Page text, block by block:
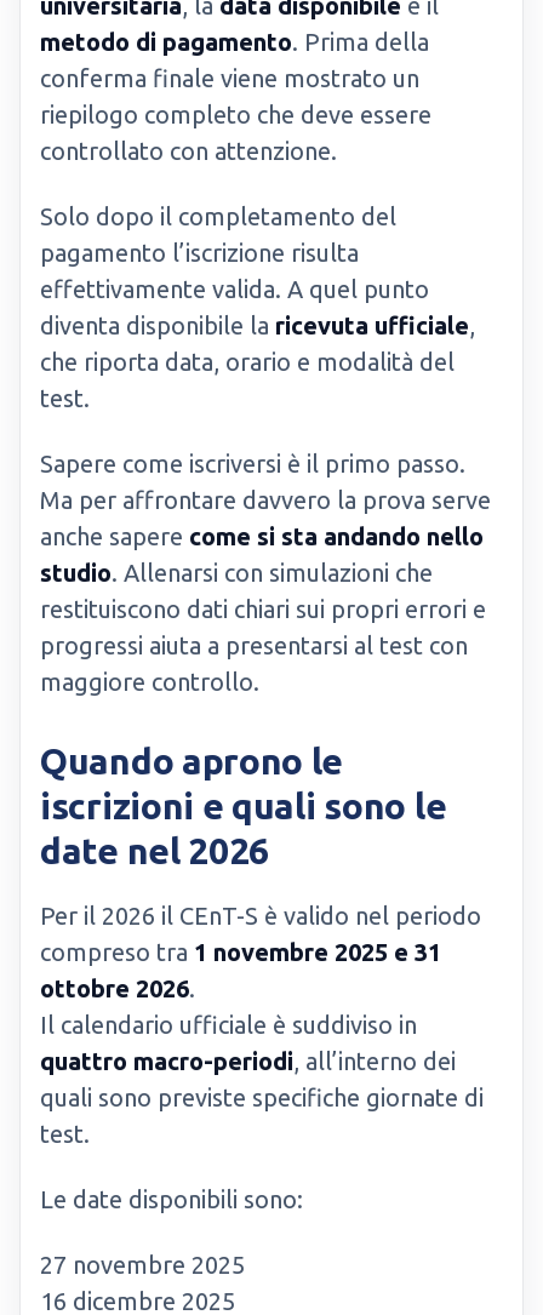
metodo di pagamento. Prima della
conferma finale viene mostrato un
riepilogo completo che deve essere
controllato con attenzione.
Solo dopo il completamento del
pagamento l’iscrizione risulta
effettivamente valida. A quel punto
diventa disponibile la ricevuta ufficiale,
che riporta data, orario e modalità del
test.
Sapere come iscriversi è il primo passo.
Ma per affrontare davvero la prova serve
anche sapere come si sta andando nello
studio. Allenarsi con simulazioni che
restituiscono dati chiari sui propri errori e
progressi aiuta a presentarsi al test con
maggiore controllo.
Quando aprono le
iscrizioni e quali sono le
date nel 2026
Per il 2026 il CEnT-S è valido nel periodo
compreso tra 1 novembre 2025 e 31
ottobre 2026.
Il calendario ufficiale è suddiviso in
quattro macro-periodi, all’interno dei
quali sono previste specifiche giornate di
test.
Le date disponibili sono:
27 novembre 2025
16 dicembre 2025